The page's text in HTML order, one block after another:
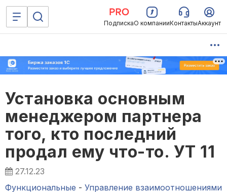
ПодпискаО компанииКонтактыАккаунт
Установка основным
менеджером партнера
того, кто последний
продал ему что-то. УТ 11
27.12.23
Функциональные - Управление взаимоотношениями